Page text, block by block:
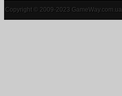
Copyright © 2009-2023 GameWay.com.ua